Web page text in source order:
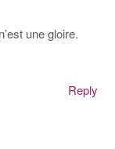
une gloire.
Reply